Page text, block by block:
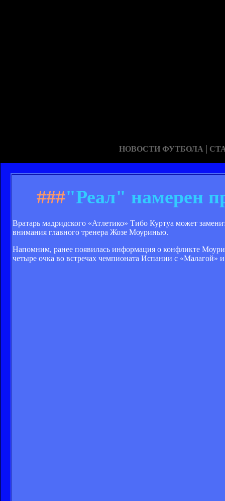
НОВОСТИ ФУТБОЛА |
###"Реал" намерен
Вратарь мадридского «Атлетико» Тибо Куртуа может
внимания главного тренера Жозе Моуринью.
Напомним, ранее появилась информация о конфликте
четыре очка во встречах чемпионата Испании с «Малагой»